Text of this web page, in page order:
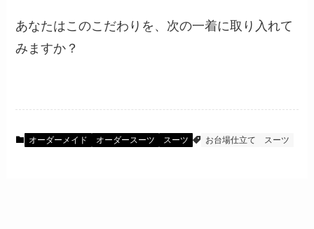
あなたはこのこだわりを、次の一着に取り入れて
みますか？
オーダーメイド オーダースーツ スーツ お台場仕立て スーツ